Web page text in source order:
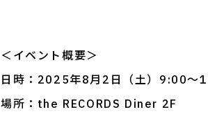
＜イベント概要＞
日時：2025年8月2日（土）9:00～
場所：the RECORDS Diner 2F